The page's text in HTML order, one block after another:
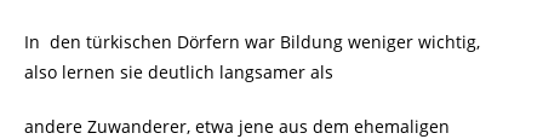
In den türkischen Dörfern war Bildung weniger wichtig,
also lernen sie deutlich langsamer als
andere Zuwanderer, etwa jene aus dem ehemaligen